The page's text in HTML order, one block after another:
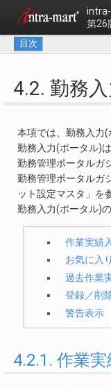
第26
目次
4.2. 勤務
本項では、勤務入力
勤務入力(ポータル)
勤務管理ポータルガ
勤務管理ポータルガ
ット設定マスタ」を
勤務入力(ポータル)
作業実績
お気に入り
過去作業
登録／削
警告表示
4.2.1. 作業実